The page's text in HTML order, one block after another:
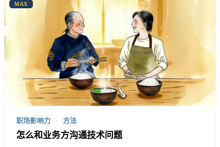
语言和非技术人员沟通。你说”Iceberg支持ACID事务
和Time Travel”，老板心里想的是这是什么？和我有
什么关系？你说”这个架构更优雅”，产品经理心里想
的是优雅能当饭吃吗？技术语言对技术人员是精确
的，但对非技术人员是噪音。他们不是不想听是听不
懂。听不懂自然就忽视了。
你只讲技术价值不讲业务价值。
要体现在业务上。“性能提升50%“——这对业务有什
MAX
职场影响力 · 方法
怎么和业务方沟通技术问题